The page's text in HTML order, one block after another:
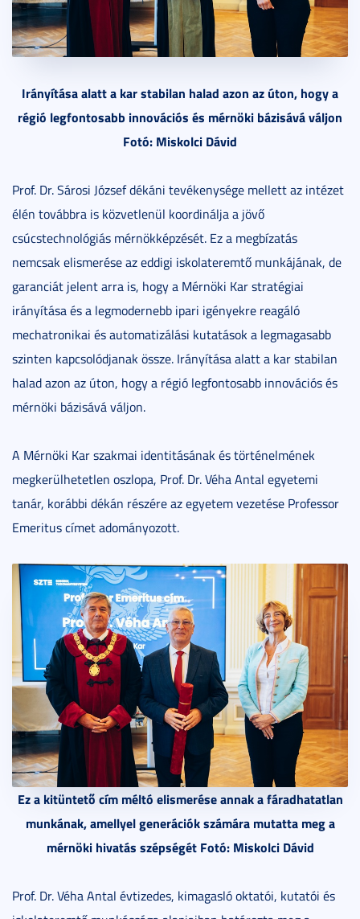
Irányítása alatt a kar stabilan halad azon az úton, hogy a
régió legfontosabb innovációs és mérnöki bázisává váljon
Fotó: Miskolci Dávid
Prof. Dr. Sárosi József dékáni tevékenysége mellett az intézet
élén továbbra is közvetlenül koordinálja a jövő
csúcstechnológiás mérnökképzését. Ez a megbízatás
nemcsak elismerése az eddigi iskolateremtő munkájának, de
garanciát jelent arra is, hogy a Mérnöki Kar stratégiai
irányítása és a legmodernebb ipari igényekre reagáló
mechatronikai és automatizálási kutatások a legmagasabb
szinten kapcsolódjanak össze. Irányítása alatt a kar stabilan
halad azon az úton, hogy a régió legfontosabb innovációs és
mérnöki bázisává váljon.
A Mérnöki Kar szakmai identitásának és történelmének
megkerülhetetlen oszlopa, Prof. Dr. Véha Antal egyetemi
tanár, korábbi dékán részére az egyetem vezetése Professor
Emeritus címet adományozott.
Ez a kitüntető cím méltó elismerése annak a fáradhatatlan
munkának, amellyel generációk számára mutatta meg a
mérnöki hivatás szépségét Fotó: Miskolci Dávid
Prof. Dr. Véha Antal évtizedes, kimagasló oktatói, kutatói és